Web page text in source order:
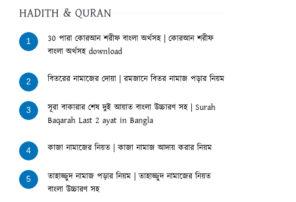
HADITH & QURAN
1
30 পারা কোরআন শরীফ বাংলা অর্থসহ | কোরআন শরীফ
বাংলা অর্থসহ download
2 বিতরের নামাজের দোয়া | রমজানে বিতর নামাজ পড়ার নিয়ম
3
সূরা বাকারার শেষ দুই আয়াত বাংলা উচ্চারণ সহ | Surah
Baqarah Last 2 ayat in Bangla
4 কাজা নামাজের নিয়ত | কাজা নামাজ আদায় করার নিয়ম
5
তাহাজ্জুদ নামাজ পড়ার নিয়ম | তাহাজ্জুদ নামাজের নিয়ত
বাংলা উচ্চারণ সহ